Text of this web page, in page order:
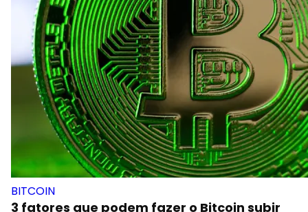
BITCOIN
3 fatores que podem fazer o Bitcoin subir